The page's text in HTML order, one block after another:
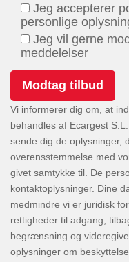
Jeg accepterer
personlige
Jeg vil gerne
meddelelser
Vi informerer dig om, at
behandles af Ecargest
sende dig de oplysninger,
overensstemmelse med
givet samtykke til. De
kontaktoplysninger. Dine
medmindre vi er juridisk
rettigheder til adgang,
begrænsning og
oplysninger om